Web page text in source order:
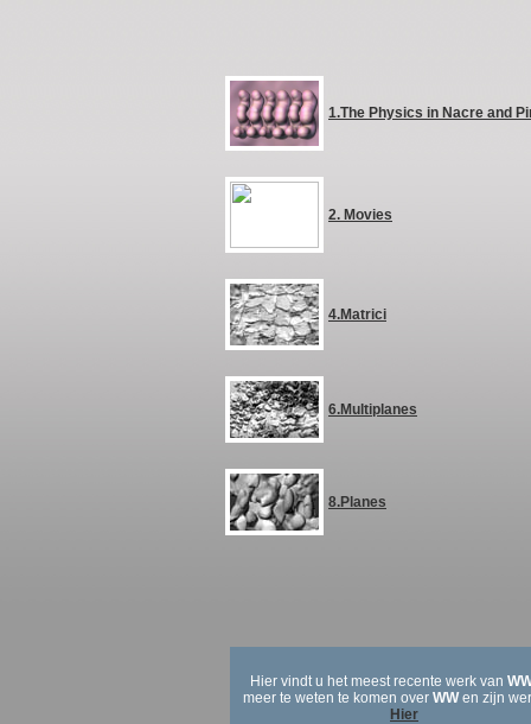
1.The Physics in Nacre and
2. Movies
4.Matrici
6.Multiplanes
8.Planes
Hier vindt u het meest recente werk van
meer te weten te komen over WWen zijn
Hier